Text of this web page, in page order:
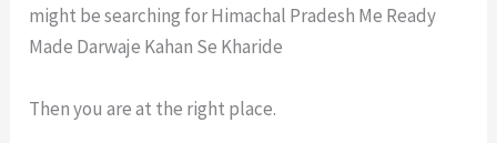
might be searching for Himachal Pradesh Me Ready
Made Darwaje Kahan Se Kharide
Then you are at the right place.